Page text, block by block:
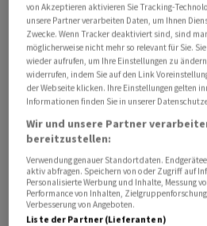
Alpen.
Die Polizei hatte dazu
Sperre weiträumig zu
Verkehrschaos vermieden
der Sperre war der Verkehr
den Brenner und durch Tirol
sprachen von einer
(AWP)
von Akzeptieren aktivieren Sie Tracking-
unsere Partner verarbeiten Daten, um Ihnen
Zwecke. Wenn Tracker deaktiviert sind, sind
möglicherweise nicht mehr so relevant für Sie.
wieder aufrufen, um Ihre Einstellungen zu
widerrufen, indem Sie auf den Link
der Webseite klicken. Ihre Einstellungen gelten
Informationen finden Sie in unserer
Wir und unsere Partner
bereitzustellen:
Verwendung genauer Standortdaten.
aktiv abfragen. Speichern von oder Zugriff auf
Personalisierte Werbung und Inhalte, Messung
Performance von Inhalten,
Verbesserung von Angeboten.
Liste der Partner (Lieferanten)